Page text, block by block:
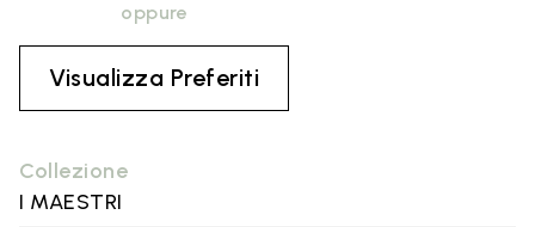
Collezione
I MAESTRI
oppure
Visualizza Preferiti